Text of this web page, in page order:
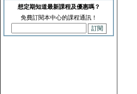
想定期知道最新課程及優惠嗎？
免費訂閱本中心的課程通訊！